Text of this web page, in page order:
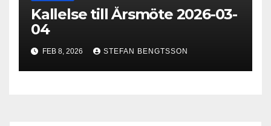
Kallelse till Årsmöte 2026-03-
04
FEB 8, 2026 STEFAN BENGTSSON